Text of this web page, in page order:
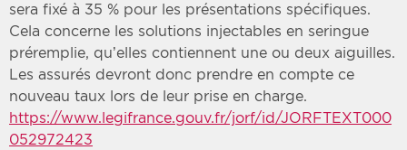
sera fixé à 35 % pour les présentations spécifiques.
Cela concerne les solutions injectables en seringue
préremplie, qu’elles contiennent une ou deux aiguilles.
Les assurés devront donc prendre en compte ce
nouveau taux lors de leur prise en charge.
https://www.legifrance.gouv.fr/jorf/id/JORFTEXT000
052972423